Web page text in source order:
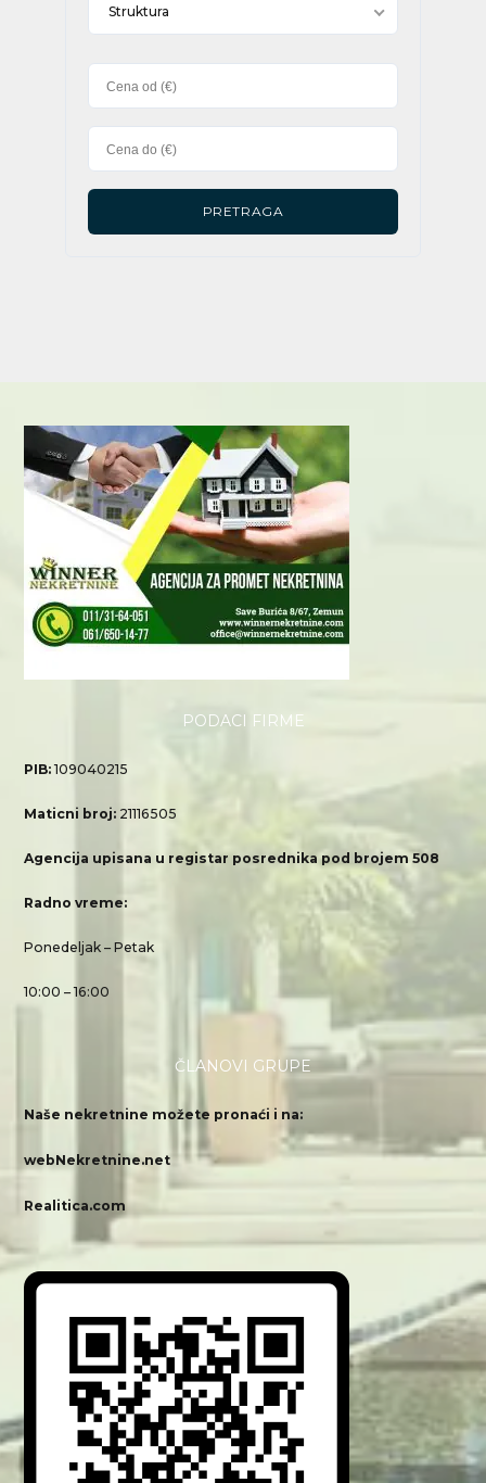
Struktura
PODACI FIRME
PIB:109040215
Maticni broj: 21116505
Agencija upisana u registar posrednika pod brojem 508
Radno vreme:
Ponedeljak – Petak
10:00 – 16:00
ČLANOVI GRUPE
Naše nekretnine možete pronaći i na:
webNekretnine.net
Realitica.com